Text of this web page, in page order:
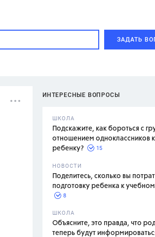
ЗАДАТЬ
ИНТЕРЕСНЫЕ ВОПРОСЫ
ШКОЛА
Подскажите, как бороться с
отношением одноклассников
ребенку?
15
НОВОСТИ
Поделитесь, сколько вы
подготовку ребенка к
8
ШКОЛА
Объясните, это правда, что
теперь будут